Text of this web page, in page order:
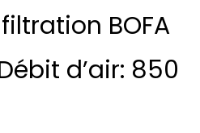
BOFA
d’air: 850